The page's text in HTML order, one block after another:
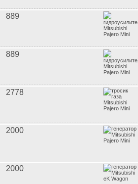
889
889
2778
2000
2000